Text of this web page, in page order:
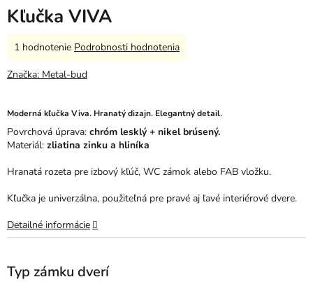
Kľučka VIVA
Typ zámku dverí
Moderná kľučka Viva. Hranatý dizajn. Elegantný detail.
Povrchová úprava: chróm lesklý + nikel brúsený.
Materiál: zliatina zinku a hliníka
Hranatá rozeta pre izbový kľúč, WC zámok alebo FAB vložku.
Kľučka je univerzálna, použiteľná pre pravé aj ľavé interiérové dvere.
Detailné informácie
Priemerné
produktu
z
hviezdičiek.
1 hodnotenie Podrobnosti hodnotenia
Značka: Metal-bud